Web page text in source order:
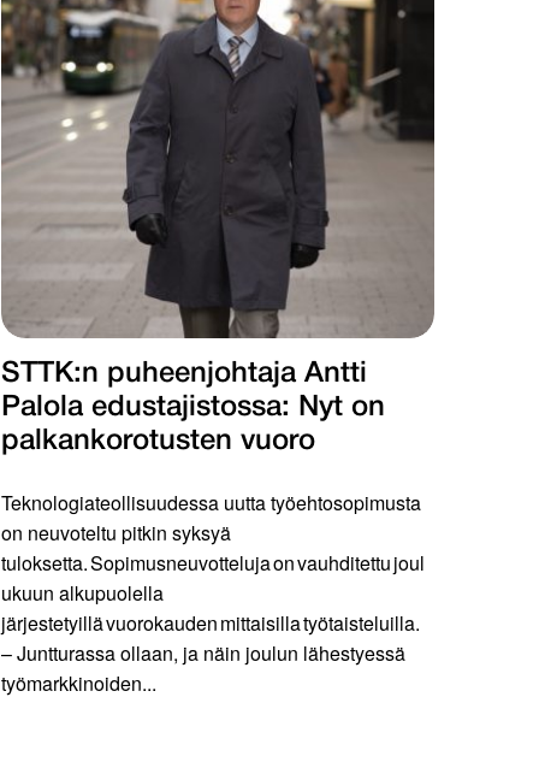
STTK:n puheenjohtaja Antti
Palola edustajistossa: Nyt on
palkankorotusten vuoro
Teknologiateollisuudessa uutta työehtosopimusta
on neuvoteltu pitkin syksyä
tuloksetta. Sopimusneuvotteluja on vauhditettu joul
ukuun alkupuolella
järjestetyillä vuorokauden mittaisilla työtaisteluilla.
– Juntturassa ollaan, ja näin joulun lähestyessä
työmarkkinoiden...